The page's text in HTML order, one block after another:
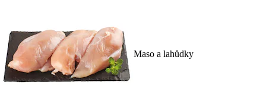
Maso a lahůdky